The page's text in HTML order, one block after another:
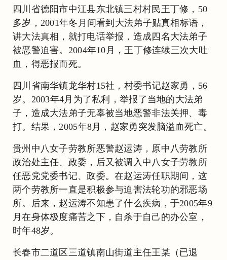
四川省德阳市中江县东北镇三村村民王丁修，50
多岁，2001年冬月间看到大法弟子贴真相标语，
讲大法真相，就打电话举报，造成四名大法弟子
被恶警迫害。2004年10月，王丁修连续三次大吐
血，得恶报而死。
四川省南华镇龙华村15社，村委书记赵家勇，56
岁。2003年4月为了私利，举报了当地的大法弟
子，造成大法弟子无辜被当地恶警非法关押、毒
打。结果，2005年8月，赵家勇突发脑溢血死亡。
贵州中八女子劳教所恶警赵运涛，原中八劳教所
政治处主任、政委，后又被调入中八女子劳教所
任恶党党委书记、政委。在赵运涛任职期间，这
两个劳教所一直是积极参与迫害法轮功的邪恶场
所。后来，赵运涛不知患了什么疾病，于2005年9
月在身体极度痛苦之下，自杀于自己的办公室，
时年48岁。
长春市二道区三道镇南山街道主任王某（已退